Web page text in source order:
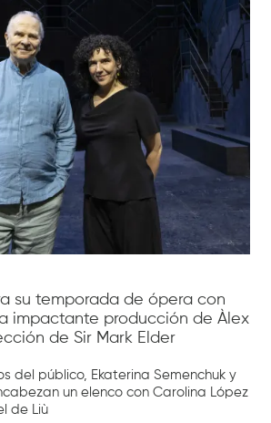
su temporada de ópera con
impactante producción de Àlex
de Sir Mark Elder
del público, Ekaterina Semenchuk y
un elenco con Carolina López
de Liù